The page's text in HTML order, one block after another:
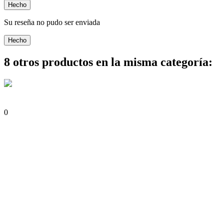
Hecho
Su reseña no pudo ser enviada
Hecho
8 otros productos en la misma categoría:
0